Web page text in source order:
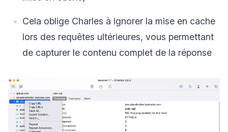
Cela oblige Charles à ignorer la mise en cache
lors des requêtes ultérieures, vous permettant
de capturer le contenu complet de la réponse